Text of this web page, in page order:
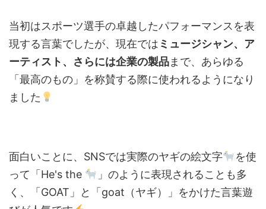
当初はスポーツ選手の卓越したパフォーマンスを表
現する言葉でしたが、現在では ミュージシャン、ア
ーティスト、さらには企業の製品まで、あらゆる
「最高のもの」を称賛する際に使われるようになり
ました
面白いことに、SNSでは実際のヤギの絵文字
を使
って「He's the
」のように表現されることも多
く、「GOAT」と「goat（ヤギ）」をかけた言葉遊